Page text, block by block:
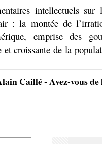
intellectuels sur
: la montée de
emprise des
croissante de la
Caillé - Avez-vous